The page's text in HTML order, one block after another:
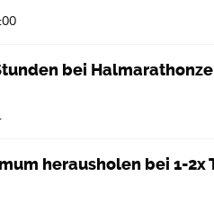
bei
herausholen bei 1-